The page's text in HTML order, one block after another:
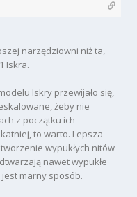
narzędziowni niż ta,
Iskra.
Iskry przewijało się,
żeby nie
z początku ich
to warto. Lepsza
wypukłych nitów
nawet wypukłe
marny sposób.